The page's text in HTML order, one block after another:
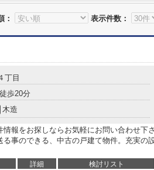
： 表示件数：
丁目
歩20分
木造
情報をお探しならお気軽にお問い合わせ下さ
事のできる、中古の戸建て物件。充実の
詳細 検討リスト